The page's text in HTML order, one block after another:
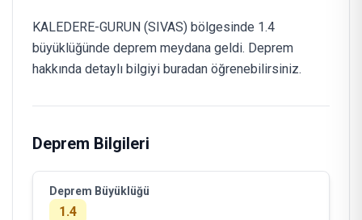
KALEDERE-GURUN (SIVAS) bölgesinde 1.4
büyüklüğünde deprem meydana geldi. Deprem
hakkında detaylı bilgiyi buradan öğrenebilirsiniz.
Deprem Bilgileri
Deprem Büyüklüğü
1.4